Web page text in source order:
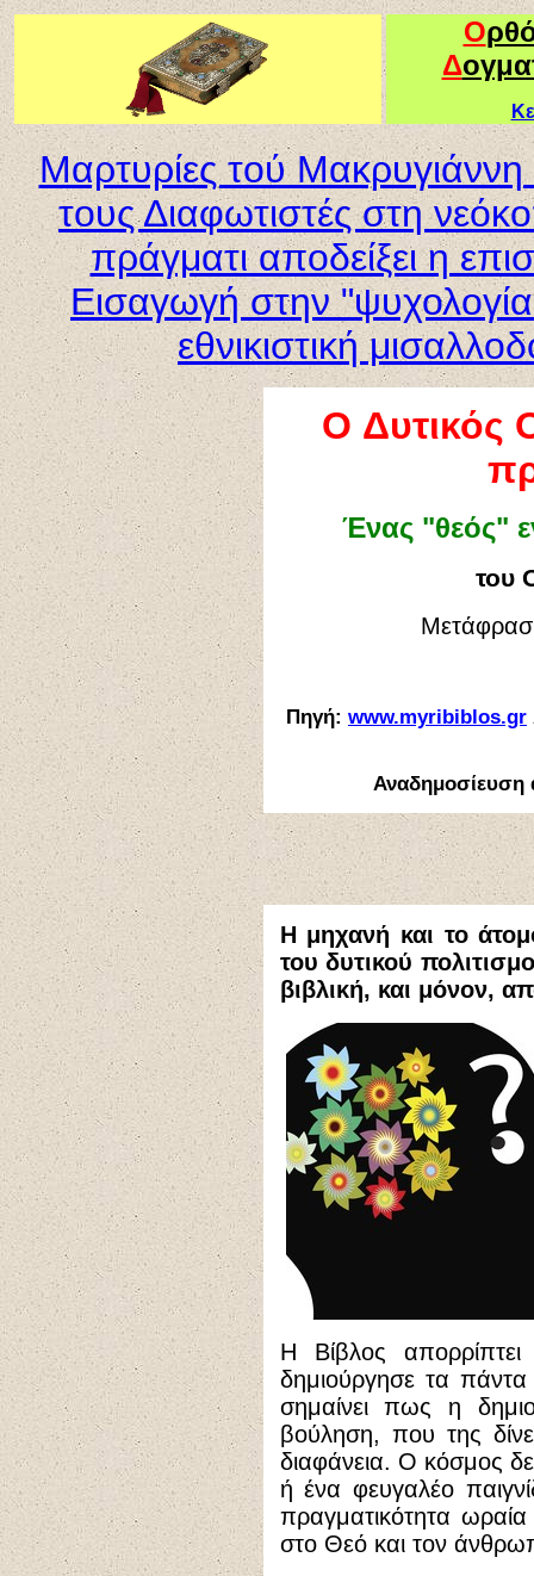
Ο
Δ
Μαρτυρίες τού Μακρυγιάννη
τους Διαφωτιστές στη
πράγματι αποδείξει η
Εισαγωγή στην
εθνικιστική
O Δυτικός
Ένας "θεός"
του
Πηγή: www.myribiblos.gr
Η μηχανή και το
του δυτικού
βιβλική, και μόνον,
Η Βίβλος
δημιούργησε τα
σημαίνει πως η
βούληση, που της
διαφάνεια. Ο κόσμος
ή ένα φευγαλέο
πραγματικότητα
στο Θεό και τον